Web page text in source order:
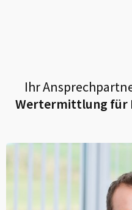
Ihr
Wertermittlung für